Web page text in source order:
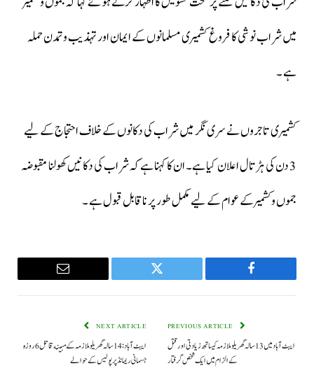
میں شراب نوشی کا فروغ کشمیری مسلمانوں کے ایمان اور تہذیب و تمدن حملہ
ہے ۔
کشمیری تاجروں نے سری نگر میں شراب کی دکانوں کے خلاف احتجاج کے لیے
3 دن کی ہڑتال اعلان کیا ہے۔ ان کا کہنا ہےکہ شراب کی دکانیں کھولنا مقبوضہ
جموں وکشمیرکے عوام کے لیے مکمل طور پر ناقابل قبول ہے ۔
Facebook
Twitter
Email
ایبٹ آباد میں 13 سالہ گھریلو ملازمہ کیساتھ زیادتی اور قتل
کے الزام میں ایک شخص گرفتار
NEXT ARTICLE
ایبٹ آباد: 14 سالہ گھریلو ملازمہ کے مبينه قاتل 6 روزہ
جسمانی ریمانڈ پر پوليس کے حوالے